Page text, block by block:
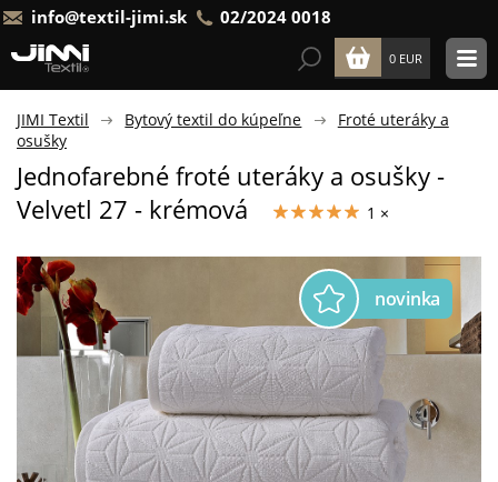
info@textil-jimi.sk 02/2024 0018
0 EUR
JIMI Textil Bytový textil do kúpeľne
Froté uteráky a
osušky
Jednofarebné froté uteráky a osušky -
Velvetl 27 - krémová
1 ×